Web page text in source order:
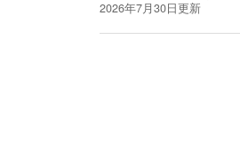
2026年7月30日更新